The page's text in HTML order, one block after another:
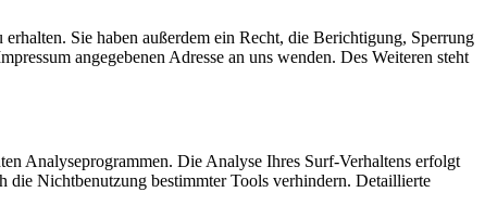
Sie haben außerdem ein Recht, die Berichtigung, Sperrung
angegebenen Adresse an uns wenden. Des Weiteren steht
Analyseprogrammen. Die Analyse Ihres Surf-Verhaltens erfolgt
die Nichtbenutzung bestimmter Tools verhindern. Detaillierte